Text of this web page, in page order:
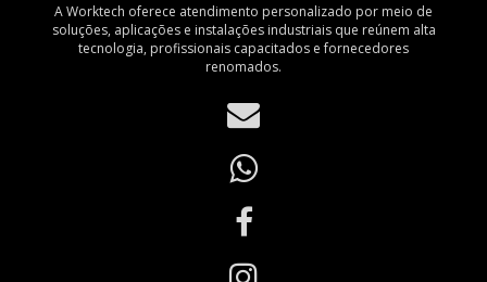
A Worktech oferece atendimento personalizado por meio de
soluções, aplicações e instalações industriais que reúnem alta
tecnologia, profissionais capacitados e fornecedores
renomados.